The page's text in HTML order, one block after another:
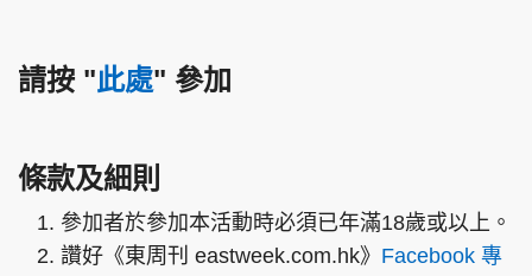
PCM 電腦廣場
請按 "此處" 參加
條款及細則
參加者於參加本活動時必須已年滿18歲或以上。
讚好《東周刊 eastweek.com.hk》 Facebook 專